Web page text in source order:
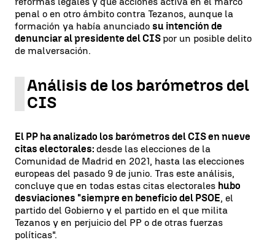
penal o en otro ámbito contra Tezanos, aunque la
formación ya había anunciado su intención de
denunciar al presidente del CISpor un posible delito
de malversación.
Análisis de los barómetros del
CIS
El PP ha analizado los barómetros del CIS en nueve
citas electorales: desde las elecciones de la
Comunidad de Madrid en 2021, hasta las elecciones
europeas del pasado 9 de junio. Tras este análisis,
concluye que en todas estas citas electorales hubo
desviaciones "siempre en beneficio del PSOE, el
partido del Gobierno y el partido en el que milita
Tezanos y en perjuicio del PP o de otras fuerzas
políticas".